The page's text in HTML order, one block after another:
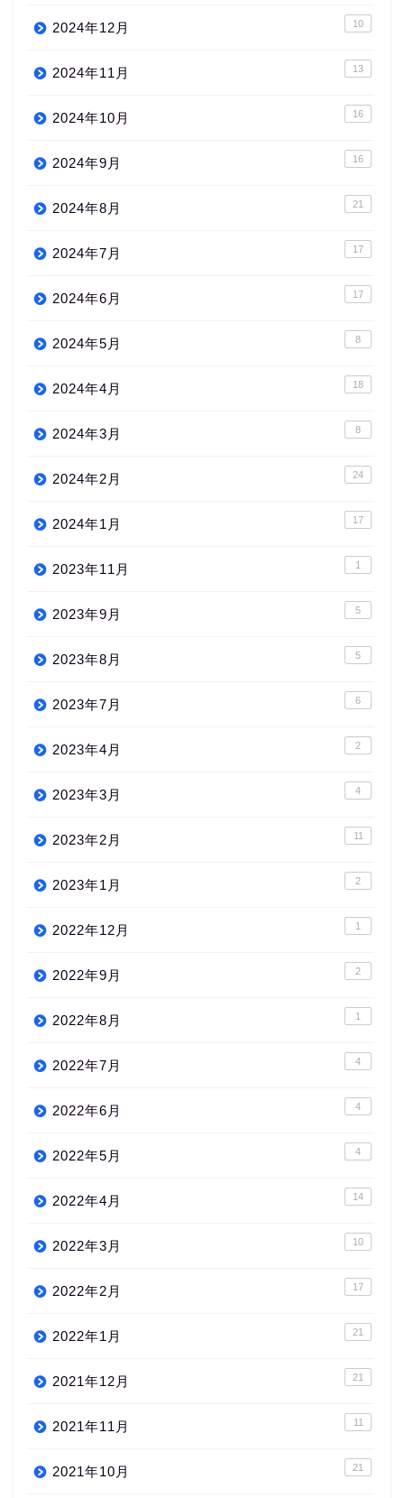
2024年12月 10
2024年11月 13
2024年10月 16
2024年9月 16
2024年8月 21
2024年7月 17
2024年6月 17
2024年5月 8
2024年4月 18
2024年3月 8
2024年2月 24
2024年1月 17
2023年11月 1
2023年9月 5
2023年8月 5
2023年7月 6
2023年4月 2
2023年3月 4
2023年2月 11
2023年1月 2
2022年12月 1
2022年9月 2
2022年8月 1
2022年7月 4
2022年6月 4
2022年5月 4
2022年4月 14
2022年3月 10
2022年2月 17
2022年1月 21
2021年12月 21
2021年11月 11
2021年10月 21